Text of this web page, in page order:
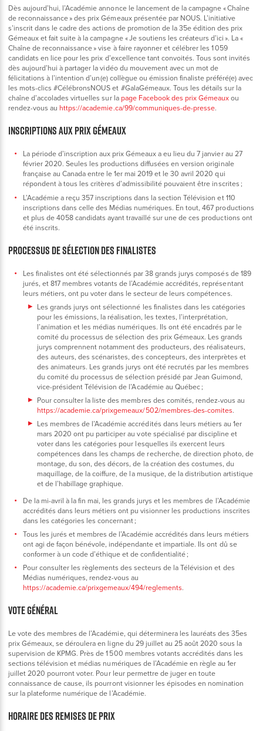
Dès aujourd’hui, l’Académie annonce le lancement de la campagne « Chaîne
de reconnaissance » des prix Gémeaux présentée par NOUS. L’initiative
s’inscrit dans le cadre des actions de promotion de la 35e édition des prix
Gémeaux et fait suite à la campagne « Je soutiens les créateurs d’ici ». La «
Chaîne de reconnaissance » vise à faire rayonner et célébrer les 1 059
candidats en lice pour les prix d’excellence tant convoités. Tous sont invités
dès aujourd’hui à partager la vidéo du mouvement avec un mot de
félicitations à l’intention d’un(e) collègue ou émission finaliste préféré(e) avec
les mots-clics #CélébronsNOUS et #GalaGémeaux. Tous les détails sur la
chaîne d’accolades virtuelles sur la page Facebook des prix Gémeauxou
rendez-vous au https://academie.ca/99/communiques-de-presse.
INSCRIPTIONS AUX PRIX GÉMEAUX
La période d’inscription aux prix Gémeaux a eu lieu du 7 janvier au 27
février 2020. Seules les productions diffusées en version originale
française au Canada entre le 1er mai 2019 et le 30 avril 2020 qui
répondent à tous les critères d’admissibilité pouvaient être inscrites ;
L’Académie a reçu 357 inscriptions dans la section Télévision et 110
inscriptions dans celle des Médias numériques. En tout, 467 productions
et plus de 4058 candidats ayant travaillé sur une de ces productions ont
été inscrits.
PROCESSUS DE SÉLECTION DES FINALISTES
Les finalistes ont été sélectionnés par 38 grands jurys composés de 189
jurés, et 817 membres votants de l’Académie accrédités, représentant
leurs métiers, ont pu voter dans le secteur de leurs compétences.
Les grands jurys ont sélectionné les finalistes dans les catégories
pour les émissions, la réalisation, les textes, l’interprétation,
l’animation et les médias numériques. Ils ont été encadrés par le
comité du processus de sélection des prix Gémeaux. Les grands
jurys comprennent notamment des producteurs, des réalisateurs,
des auteurs, des scénaristes, des concepteurs, des interprètes et
des animateurs. Les grands jurys ont été recrutés par les membres
du comité du processus de sélection présidé par Jean Guimond,
vice-président Télévision de l’Académie au Québec ;
Pour consulter la liste des membres des comités, rendez-vous au
https://academie.ca/prixgemeaux/502/membres-des-comites.
Les membres de l’Académie accrédités dans leurs métiers au 1er
mars 2020 ont pu participer au vote spécialisé par discipline et
voter dans les catégories pour lesquelles ils exercent leurs
compétences dans les champs de recherche, de direction photo, de
montage, du son, des décors, de la création des costumes, du
maquillage, de la coiffure, de la musique, de la distribution artistique
et de l’habillage graphique.
De la mi-avril à la fin mai, les grands jurys et les membres de l’Académie
accrédités dans leurs métiers ont pu visionner les productions inscrites
dans les catégories les concernant ;
Tous les jurés et membres de l’Académie accrédités dans leurs métiers
ont agi de façon bénévole, indépendante et impartiale. Ils ont dû se
conformer à un code d’éthique et de confidentialité ;
Pour consulter les règlements des secteurs de la Télévision et des
Médias numériques, rendez-vous au
https://academie.ca/prixgemeaux/494/reglements.
VOTE GÉNÉRAL
Le vote des membres de l’Académie, qui déterminera les lauréats des 35es
prix Gémeaux, se déroulera en ligne du 29 juillet au 25 août 2020 sous la
supervision de KPMG. Près de 1 500 membres votants accrédités dans les
sections télévision et médias numériques de l’Académie en règle au 1er
juillet 2020 pourront voter. Pour leur permettre de juger en toute
connaissance de cause, ils pourront visionner les épisodes en nomination
sur la plateforme numérique de l’Académie.
HORAIRE DES REMISES DE PRIX